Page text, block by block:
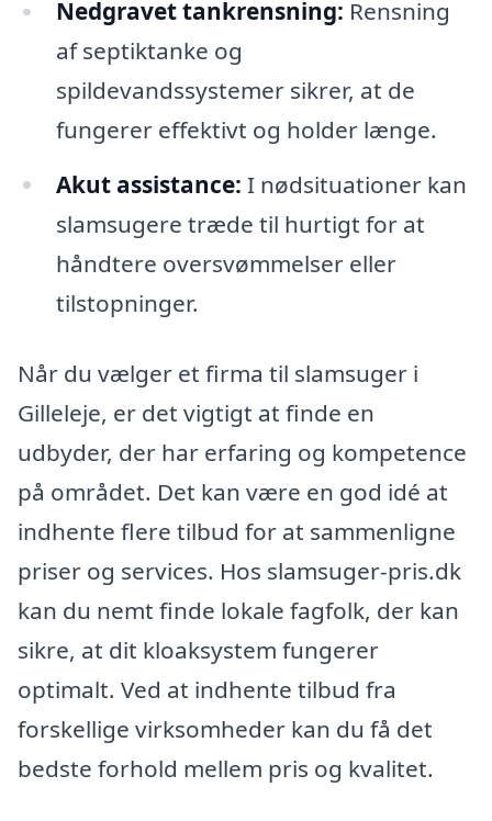
Nedgravet tankrensning: Rensning
af septiktanke og
spildevandssystemer sikrer, at de
fungerer effektivt og holder længe.
Akut assistance: I nødsituationer kan
slamsugere træde til hurtigt for at
håndtere oversvømmelser eller
tilstopninger.
Når du vælger et firma til slamsuger i
Gilleleje, er det vigtigt at finde en
udbyder, der har erfaring og kompetence
på området. Det kan være en god idé at
indhente flere tilbud for at sammenligne
priser og services. Hos slamsuger-pris.dk
kan du nemt finde lokale fagfolk, der kan
sikre, at dit kloaksystem fungerer
optimalt. Ved at indhente tilbud fra
forskellige virksomheder kan du få det
bedste forhold mellem pris og kvalitet.